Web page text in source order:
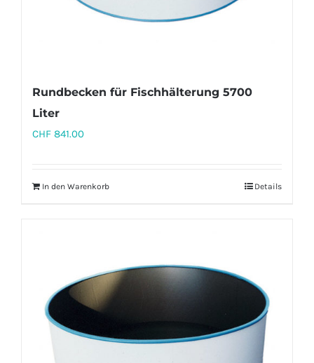
Rundbecken für Fischhälterung 5700
Liter
CHF 841.00
In den Warenkorb Details